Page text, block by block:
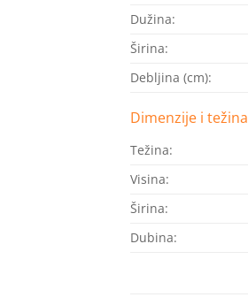
Dužina:
Širina:
Debljina (cm):
Dimenzije i težina
Težina:
Visina:
Širina:
Dubina: